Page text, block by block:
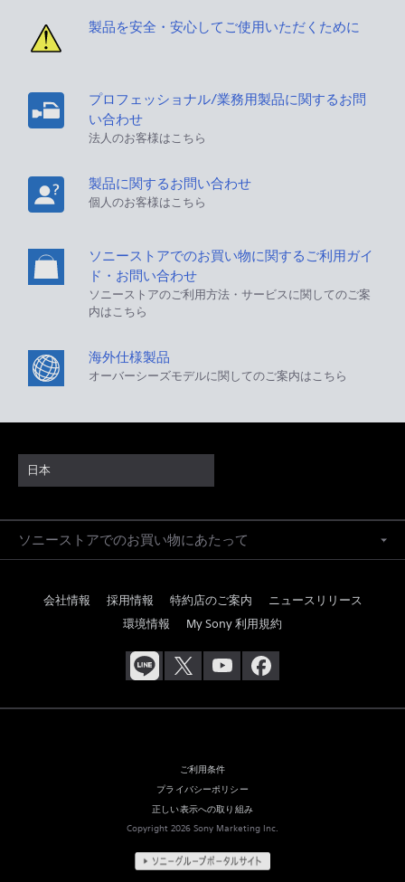
製品を安全・安心してご使用いただくために
プロフェッショナル/業務用製品に関するお問
い合わせ
法人のお客様はこちら
製品に関するお問い合わせ
個人のお客様はこちら
ソニーストアでのお買い物に関するご利用ガイ
ド・お問い合わせ
ソニーストアのご利用方法・サービスに関してのご案
内はこちら
海外仕様製品
オーバーシーズモデルに関してのご案内はこちら
日本
ソニーストアでのお買い物にあたって
会社情報 採用情報 特約店のご案内
ニュースリリース
環境情報
My Sony 利用規約
ご利用条件
プライバシーポリシー
正しい表示への取り組み
Copyright 2026 Sony Marketing Inc.